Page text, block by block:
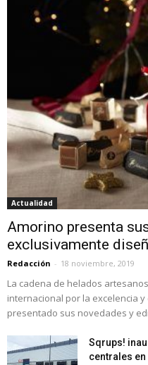
Actualidad
Amorino presenta
exclusivamente
Redacción - 18 noviembre, 2019
La cadena de helados
internacional por la excelencia
presentado sus novedades y
Sqrups!
centrales